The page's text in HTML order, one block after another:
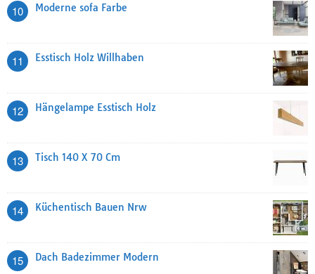
10 Moderne sofa Farbe
11 Esstisch Holz Willhaben
12 Hängelampe Esstisch Holz
13 Tisch 140 X 70 Cm
14 Küchentisch Bauen Nrw
15 Dach Badezimmer Modern